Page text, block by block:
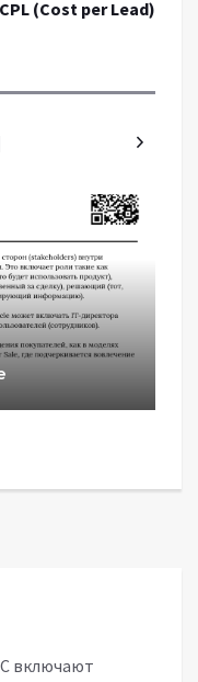
CPL (Cost per Lead)
включают